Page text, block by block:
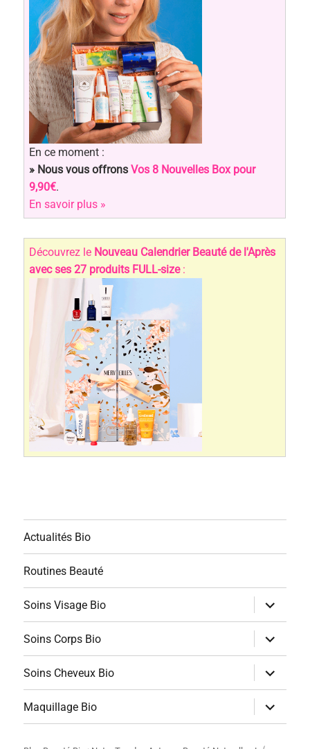
En ce moment :
» Nous vous offronsVos 8 Nouvelles Box pour
9,90€.
En savoir plus »
Découvrez le Nouveau Calendrier Beauté de l'Après
avec ses 27 produits FULL-size:
Actualités Bio
Routines Beauté
Soins Visage Bio
ouvrir
le
sous-
menu
Soins Corps Bio
ouvrir
le
sous-
menu
Soins Cheveux Bio
ouvrir
le
sous-
menu
Maquillage Bio
ouvrir
le
sous-